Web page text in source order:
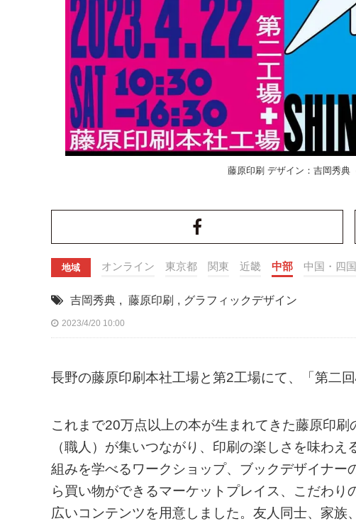
藤原印刷 デザイン：吉岡秀典
地域 オンライン 東京都 関東 近畿 中部 中国・四国
吉岡秀典 , 藤原印刷 , グラフィックデザイン
2023/4/20 10:00
長野の藤原印刷本社工場と第2工場にて、「第二
これまで20万点以上の本が生まれてきた藤原印
（職人）が集いつながり、印刷の楽しさを味わ
組みを学べるワークショップ、ブックデザイナ
ら買い物ができるマーケットプレイス、こだわ
広いコンテンツを用意しました。友人同士、家